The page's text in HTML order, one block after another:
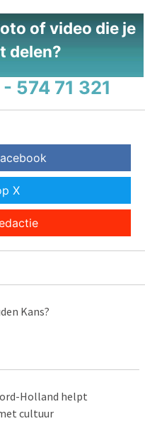
of video die je
delen?
574 71 321
X
Kans?
Holland helpt
cultuur